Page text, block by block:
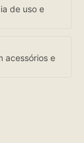
de uso e
acessórios e